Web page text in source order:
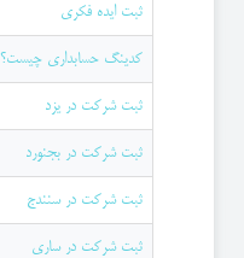
ثبت ایده فکری
کدینگ حسابداری چیست؟
ثبت شرکت در یزد
ثبت شرکت در بجنورد
ثبت شرکت در سنندج
ثبت شرکت در ساری